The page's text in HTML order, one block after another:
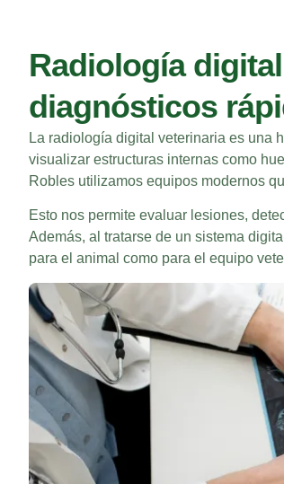
Radiología
diagnósticos
La radiología digital veterinaria es una
visualizar estructuras internas como
Robles utilizamos equipos modernos
Esto nos permite evaluar lesiones,
Además, al tratarse de un sistema
para el animal como para el equipo